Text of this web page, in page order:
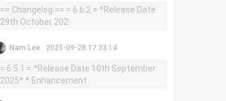
== Changelog == = 6.6.2 = *Release Date
29th October 202
Nam Lee 2025-09-28 17:33:14
= 6.5.1 = *Release Date 10th September
2025* * Enhancement